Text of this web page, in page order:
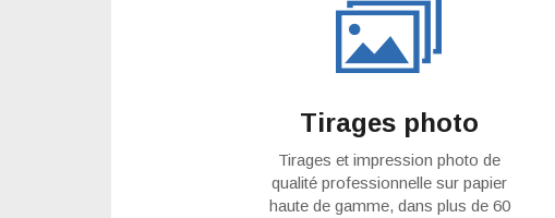
Tirages photo
Tirages et impression photo de
qualité professionnelle sur papier
haute de gamme, dans plus de 60